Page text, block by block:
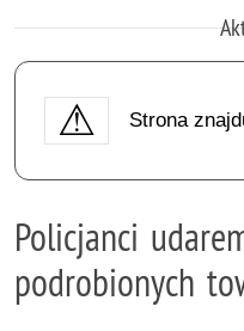
Strona
Policjanci
podrobionych